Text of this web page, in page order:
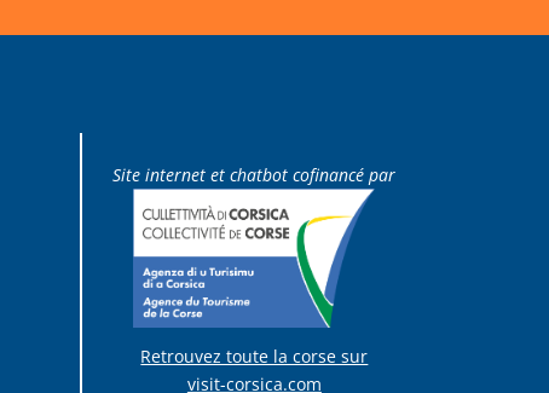
Site internet et chatbot cofinancé par
Retrouvez toute la corse sur
visit-corsica.com